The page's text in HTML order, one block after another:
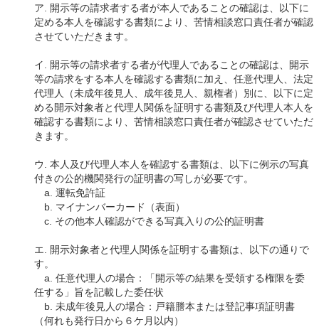
ア. 開示等の請求者する者が本人であることの確認は、以下に
定める本人を確認する書類により、苦情相談窓口責任者が確認
させていただきます。
イ. 開示等の請求者する者が代理人であることの確認は、開示
等の請求をする本人を確認する書類に加え、任意代理人、法定
代理人（未成年後見人、成年後見人、親権者）別に、以下に定
める開示対象者と代理人関係を証明する書類及び代理人本人を
確認する書類により、苦情相談窓口責任者が確認させていただ
きます。
ウ. 本人及び代理人本人を確認する書類は、以下に例示の写真
付きの公的機関発行の証明書の写しが必要です。
a. 運転免許証
b. マイナンバーカード（表面）
c. その他本人確認ができる写真入りの公的証明書
エ. 開示対象者と代理人関係を証明する書類は、以下の通りで
す。
a. 任意代理人の場合：「開示等の結果を受領する権限を委
任する」旨を記載した委任状
b. 未成年後見人の場合：戸籍謄本または登記事項証明書
（何れも発行日から６ケ月以内）